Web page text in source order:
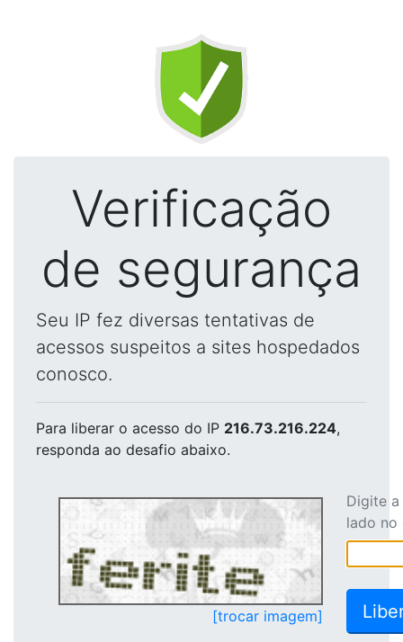
Verificação
de segurança
Seu IP fez diversas tentativas de
acessos suspeitos a sites hospedados
conosco.
Para liberar o acesso do IP 216.73.216.224,
responda ao desafio abaixo.
[trocar imagem]
Digite
lado no